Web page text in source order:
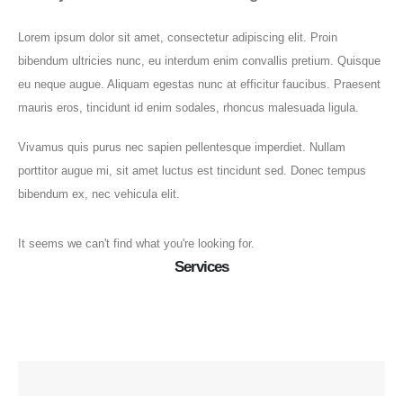
Lorem ipsum dolor sit amet, consectetur adipiscing elit. Proin
bibendum ultricies nunc, eu interdum enim convallis pretium. Quisque
eu neque augue. Aliquam egestas nunc at efficitur faucibus. Praesent
mauris eros, tincidunt id enim sodales, rhoncus malesuada ligula.
Vivamus quis purus nec sapien pellentesque imperdiet. Nullam
porttitor augue mi, sit amet luctus est tincidunt sed. Donec tempus
bibendum ex, nec vehicula elit.
It seems we can't find what you're looking for.
Services